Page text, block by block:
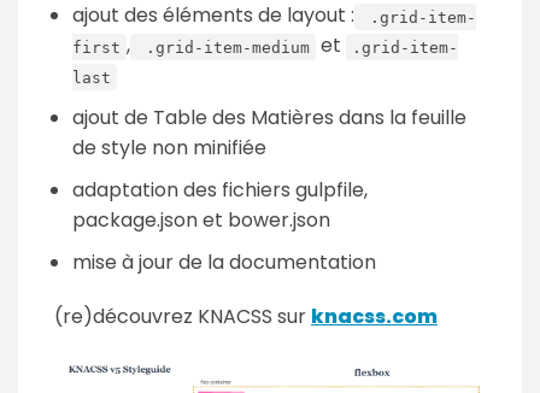
ajout des éléments de layout :
.grid-item-
first , .grid-item-medium et
.grid-item-
last
ajout de Table des Matières dans la feuille
de style non minifiée
adaptation des fichiers gulpfile,
package.json et bower.json
mise à jour de la documentation
(re)découvrez KNACSS sur knacss.com